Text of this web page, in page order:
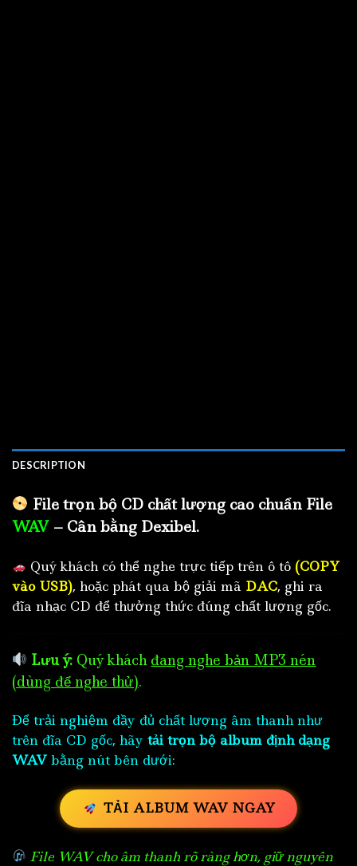
DESCRIPTION
File trọn bộ CD chất lượng cao chuẩn File
WAV – Cân bằng Dexibel.
Quý khách có thể nghe trực tiếp trên ô tô (COPY
vào USB), hoặc phát qua bộ giải mã DAC, ghi ra
đĩa nhạc CD để thưởng thức đúng chất lượng gốc.
Lưu ý: Quý khách đang nghe bản MP3 nén
(dùng để nghe thử).
Để trải nghiệm đầy đủ chất lượng âm thanh như
trên đĩa CD gốc, hãy tải trọn bộ album định dạng
WAV bằng nút bên dưới:
TẢI ALBUM WAV NGAY
File WAV cho âm thanh rõ ràng hơn, giữ nguyên